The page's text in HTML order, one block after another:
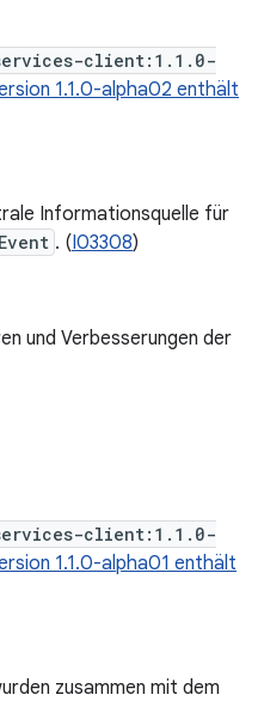
client:1.1.0-
1.1.0-alpha02 enthält
Informationsquelle für
. (I03308)
und Verbesserungen der
client:1.1.0-
1.1.0-alpha01 enthält
zusammen mit dem